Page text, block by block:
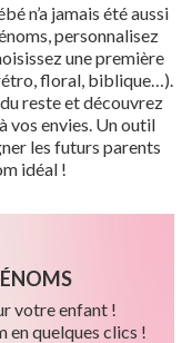
n’a jamais été aussi
personnalisez
une première
floral, biblique…).
reste et découvrez
vos envies. Un outil
les futurs parents
idéal !
votre enfant !
en quelques clics !